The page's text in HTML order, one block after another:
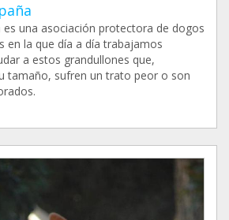
es una asociación protectora de dogos
en la que día a día trabajamos
a estos grandullones que,
tamaño, sufren un trato peor o son